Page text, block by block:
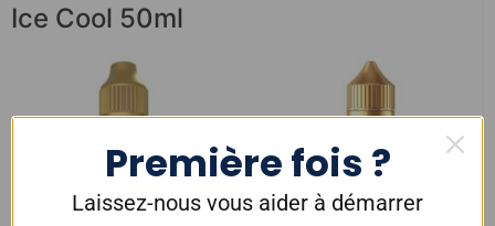
Ice Cool 50ml
Première fois ?
Laissez-nous vous aider à démarrer